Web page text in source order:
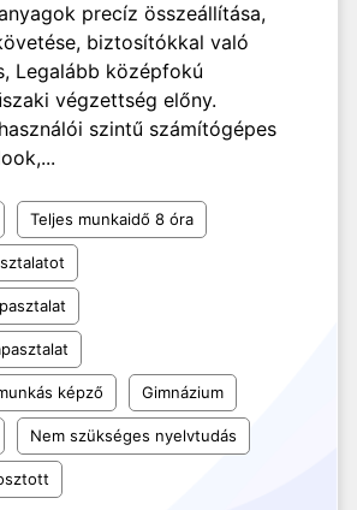
precíz összeállítása,
biztosítókkal való
Legalább középfokú
végzettség előny.
szintű számítógépes
Teljes munkaidő 8 óra
képző Gimnázium
Nem szükséges nyelvtudás